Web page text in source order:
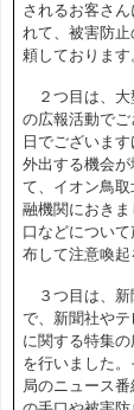
されるお客さん
れて、被害防止
頼しております
２つ目は、大
の広報活動でご
日でございま
外出する機会が
て、イオン鳥取
融機関におきま
口などについて
布して注意喚起
３つ目は、新
で、新聞社やテ
に関する特集の
を行いました。
局のニュース番